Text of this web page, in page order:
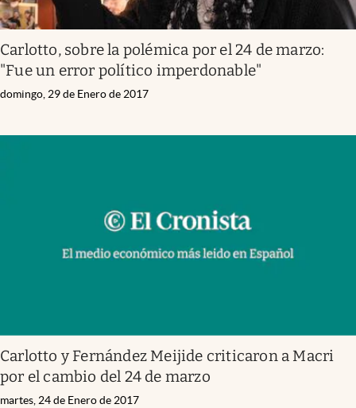
Carlotto, sobre la polémica por el 24 de marzo:
"Fue un error político imperdonable"
domingo, 29 de Enero de 2017
Carlotto y Fernández Meijide criticaron a Macri
por el cambio del 24 de marzo
martes, 24 de Enero de 2017